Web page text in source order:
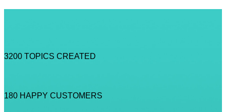
3200 TOPICS CREATED
180 HAPPY CUSTOMERS